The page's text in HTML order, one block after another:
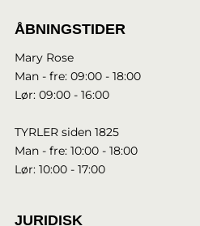
ÅBNINGSTIDER
Mary Rose
Man - fre: 09:00 - 18:00
Lør: 09:00 - 16:00
TYRLER siden 1825
Man - fre: 10:00 - 18:00
Lør: 10:00 - 17:00
JURIDISK